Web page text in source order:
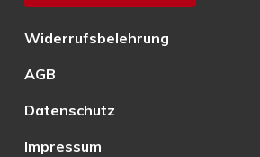
Widerrufsbelehrung
AGB
Datenschutz
Impressum